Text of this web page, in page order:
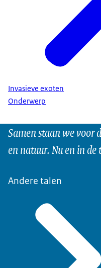
Invasieve exoten
Onderwerp
Samen staan we voor
en natuur. Nu en in de
Andere talen